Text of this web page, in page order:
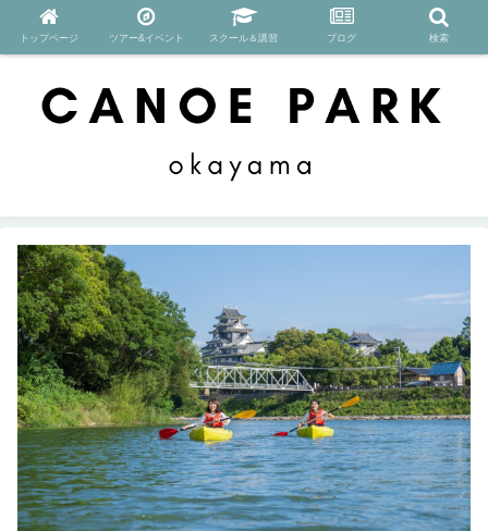
トップページ ツアー&イベント スクール＆講習 ブログ 検索